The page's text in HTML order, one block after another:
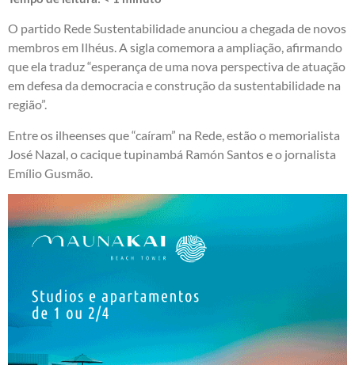
O partido Rede Sustentabilidade anunciou a chegada de novos
membros em Ilhéus. A sigla comemora a ampliação, afirmando
que ela traduz “esperança de uma nova perspectiva de atuação
em defesa da democracia e construção da sustentabilidade na
região”.
Entre os ilheenses que “caíram” na Rede, estão o memorialista
José Nazal, o cacique tupinambá Ramón Santos e o jornalista
Emílio Gusmão.